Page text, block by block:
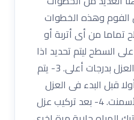
الفوم وهذه الخطوات
تماما من أى أتربة أو
على السطح ليتم تحديد اذا
كان يوجد أماكن تحتاج الى العزل بدرجات أعلى. 3- يتم
قبل البدء فى العزل
وذلك يتم باستخدام مادة الأسمنت. 4- بعد تركيب عزل